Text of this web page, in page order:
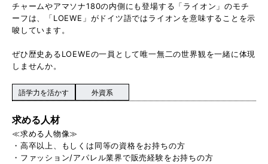
チャームやアマソナ180の内側にも登場する「ライオン」のモチ
ーフは、「LOEWE」がドイツ語ではライオンを意味することを示
唆しています。
ぜひ歴史あるLOEWEの一員として唯一無二の世界観を一緒に体現
しませんか。
語学力を活かす 外資系
求める人材
≪求める人物像≫
・高卒以上、もしくは同等の資格をお持ちの方
・ファッション/アパレル業界で販売経験をお持ちの方